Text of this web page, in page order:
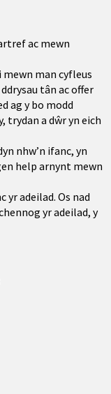
ac mewn
mewn man cyfleus
tân ac offer
ag y bo modd
trydan a dŵr yn eich
nhw’n ifanc, yn
help arnynt mewn
yr adeilad. Os nad
yr adeilad, y